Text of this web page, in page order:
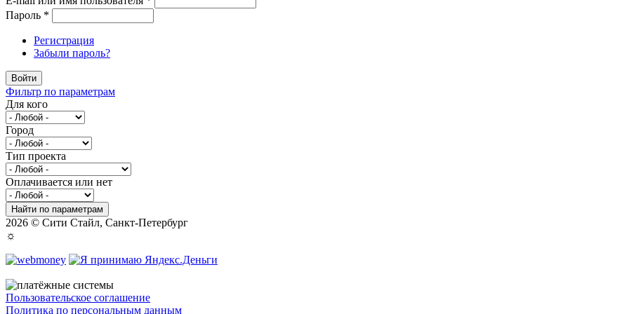
Пароль *
Регистрация
Забыли пароль?
Войти
Фильтр по параметрам
Для кого
Город
Тип проекта
Оплачивается или нет
Найти по параметрам
2026 © Сити Стайл, Санкт-Петербург
☼
Пользовательское соглашение
Политика по персональным данным